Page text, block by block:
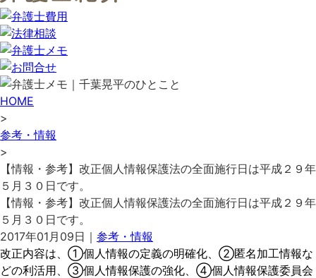
HOME
>
参考・情報
>
【情報・参考】改正個人情報保護法の全面施行日は平成２９年
５月３０日です。
【情報・参考】改正個人情報保護法の全面施行日は平成２９年
５月３０日です。
2017年01月09日｜ 参考・情報
改正内容は、①個人情報の定義の明確化、②匿名加工情報な
どの利活用、③個人情報保護の強化、④個人情報保護委員会